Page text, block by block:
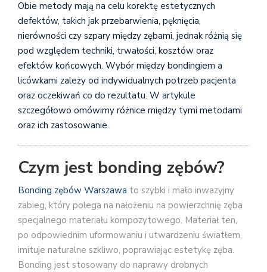
Obie metody mają na celu korektę estetycznych
defektów, takich jak przebarwienia, pęknięcia,
nierówności czy szpary między zębami, jednak różnią się
pod względem techniki, trwałości, kosztów oraz
efektów końcowych. Wybór między bondingiem a
licówkami zależy od indywidualnych potrzeb pacjenta
oraz oczekiwań co do rezultatu. W artykule
szczegółowo omówimy różnice między tymi metodami
oraz ich zastosowanie.
Czym jest bonding zębów?
Bonding zębów Warszawa to szybki i mało inwazyjny
zabieg, który polega na nałożeniu na powierzchnię zęba
specjalnego materiału kompozytowego. Materiał ten,
po odpowiednim uformowaniu i utwardzeniu światłem,
imituje naturalne szkliwo, poprawiając estetykę zęba.
Bonding jest stosowany do naprawy drobnych